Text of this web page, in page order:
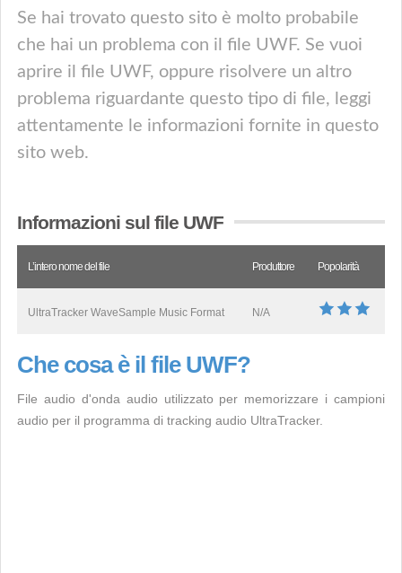
Se hai trovato questo sito è molto probabile
che hai un problema con il file UWF. Se vuoi
aprire il file UWF, oppure risolvere un altro
problema riguardante questo tipo di file, leggi
attentamente le informazioni fornite in questo
sito web.
Informazioni sul file UWF
L’intero nome del file Produttore Popolarità
UltraTracker WaveSample Music Format N/A
Che cosa è il file UWF?
File audio d'onda audio utilizzato per memorizzare i campioni
audio per il programma di tracking audio UltraTracker.